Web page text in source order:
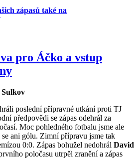
zápasů také na
pro Áčko a vstup
poslední přípravné utkání proti TJ
předpovědi se zápas odehrál za
Moc pohledného fotbalu jsme ale
ani gólu. Zimní přípravu jsme tak
0:0. Zápas bohužel nedohrál David
poločasu utrpěl zranění a zápas